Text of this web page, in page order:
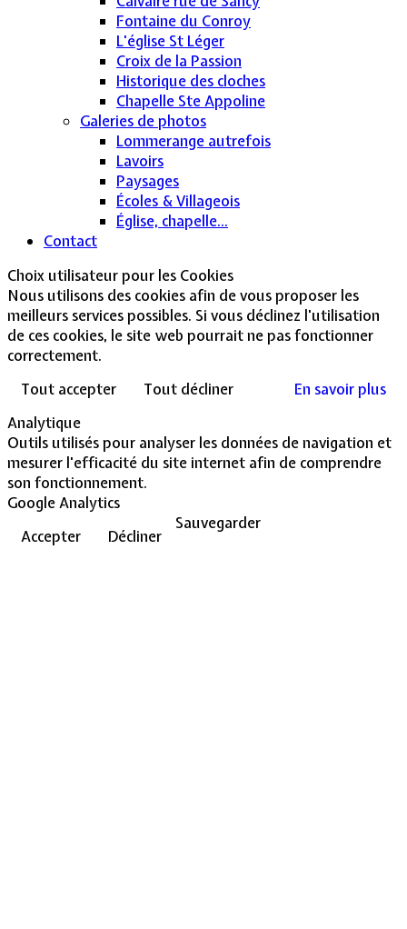
Fontaine du Conroy
L'église St Léger
Croix de la Passion
Historique des cloches
Chapelle Ste Appoline
Galeries de photos
Lommerange autrefois
Lavoirs
Paysages
Écoles & Villageois
Église, chapelle...
Contact
Choix utilisateur pour les Cookies
Nous utilisons des cookies afin de vous proposer les
meilleurs services possibles. Si vous déclinez l'utilisation
de ces cookies, le site web pourrait ne pas fonctionner
correctement.
Tout accepter
Tout décliner
En savoir plus
Analytique
Outils utilisés pour analyser les données de navigation et
mesurer l'efficacité du site internet afin de comprendre
son fonctionnement.
Google Analytics
Accepter
Décliner
Sauvegarder